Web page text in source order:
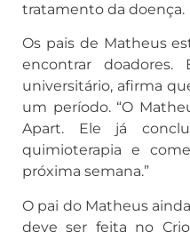
tratamento da doença.
Os pais de Matheus
encontrar
universitário, afirma
um período. “O
Apart. Ele já
quimioterapia e
próxima semana.”
O pai do Matheus
deve ser feita no